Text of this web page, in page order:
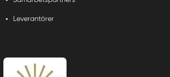
Leverantörer